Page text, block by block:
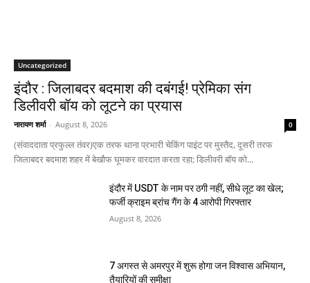
Uncategorized
इंदौर : जिलाबदर बदमाश की दबंगई! प्रेमिका संग
डिलीवरी बॉय को लूटने का प्रयास
नारायण शर्मा - August 8, 2026 0
(संवाददाता प्रफुल्ल तंवर)एक तरफ थाना प्रभारी चेकिंग पाइंट पर मुस्तैद, दूसरी तरफ
जिलाबदर बदमाश शहर में बेखौफ घूमकर वारदात करता रहा; डिलीवरी बॉय को...
इंदौर में USDT के नाम पर ठगी नहीं, सीधे लूट का खेल;
फर्जी क्राइम ब्रांच गैंग के 4 आरोपी गिरफ्तार
August 8, 2026
7 अगस्त से अमरपुर में शुरू होगा जन विश्वास अभियान,
तैयारियों की समीक्षा